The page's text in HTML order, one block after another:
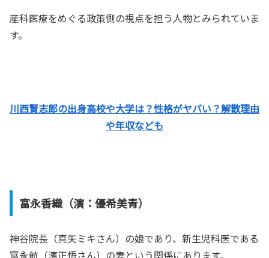
産科医療をめぐる政策側の視点を担う人物とみられていま
す。
川西賢志郎の出身高校や大学は？性格がヤバい？解散理由
や年収なども
富永香織（演：優希美青）
神谷院長（真矢ミキさん）の娘であり、新生児科医である
富永航（濱正悟さん）の妻という関係にあります。